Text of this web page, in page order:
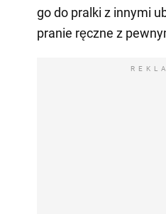
go do pralki z innymi
pranie ręczne z